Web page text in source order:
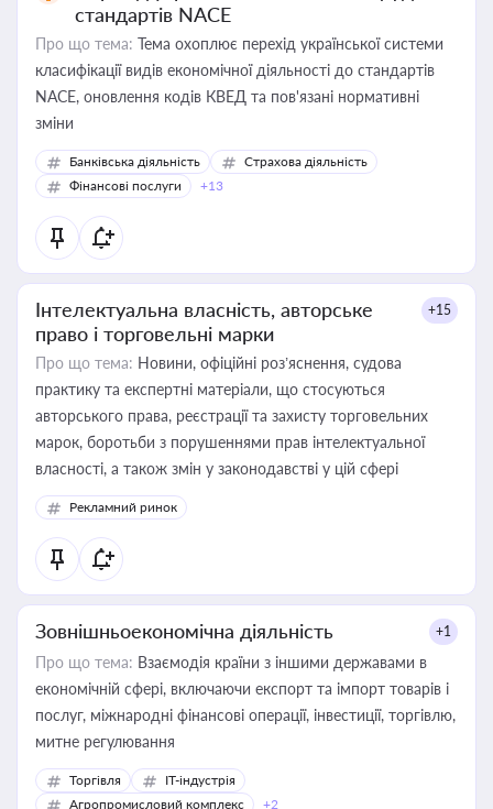
стандартів NACE
Про що тема: Тема охоплює перехід української системи
класифікації видів економічної діяльності до стандартів
NACE, оновлення кодів КВЕД та пов'язані нормативні
зміни
Банківська діяльність
Страхова діяльність
Фінансові послуги
+13
Інтелектуальна власність, авторське
право і торговельні марки
+15
Про що тема: Новини, офіційні роз’яснення, судова
практику та експертні матеріали, що стосуються
авторського права, реєстрації та захисту торговельних
марок, боротьби з порушеннями прав інтелектуальної
власності, а також змін у законодавстві у цій сфері
Рекламний ринок
Зовнішньоекономічна діяльність +1
Про що тема: Взаємодія країни з іншими державами в
економічній сфері, включаючи експорт та імпорт товарів і
послуг, міжнародні фінансові операції, інвестиції, торгівлю,
митне регулювання
Торгівля
IT-індустрія
Агропромисловий комплекс
+2